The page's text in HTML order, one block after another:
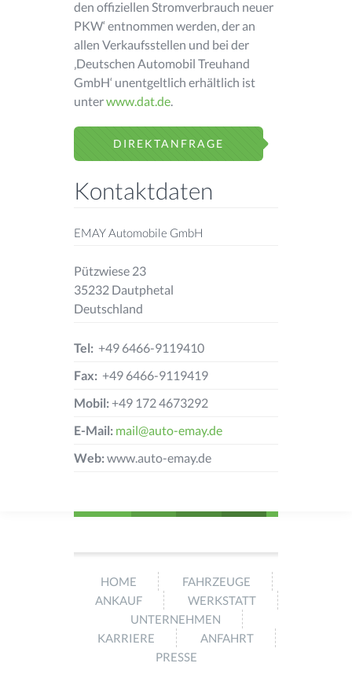
den offiziellen Stromverbrauch neuer
PKW‘ entnommen werden, der an
allen Verkaufsstellen und bei der
‚Deutschen Automobil Treuhand
GmbH‘ unentgeltlich erhältlich ist
unterwww.dat.de.
DIREKTANFRAGE
Kontaktdaten
EMAY Automobile GmbH
Pützwiese 23
35232 Dautphetal
Deutschland
Tel: +49 6466-9119410
Fax: +49 6466-9119419
Mobil:+49 172 4673292
E-Mail: mail@auto-emay.de
Web:www.auto-emay.de
HOME
FAHRZEUGE
ANKAUF
WERKSTATT
UNTERNEHMEN
KARRIERE
ANFAHRT
PRESSE